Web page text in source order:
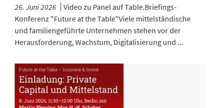
26. Juni 2026
Video zu Panel auf Table.Briefings-
Konferenz "Future at the Table"Viele mittelständische
und familiengeführte Unternehmen stehen vor der
Herausforderung, Wachstum, Digitalisierung und ...